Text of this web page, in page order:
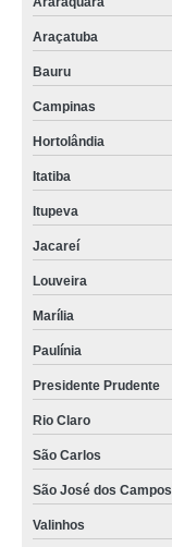
Araçatuba
Bauru
Campinas
Hortolândia
Itatiba
Itupeva
Jacareí
Louveira
Marília
Paulínia
Presidente Prudente
Rio Claro
São Carlos
São José dos Campos
Valinhos